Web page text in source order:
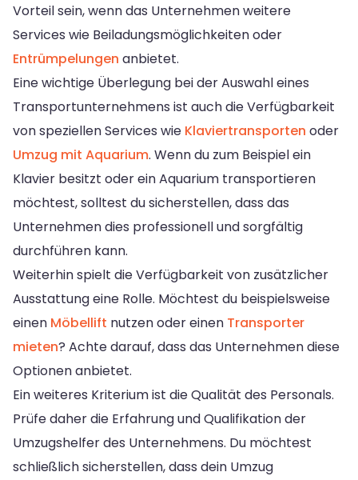
Vorteil sein, wenn das Unternehmen weitere
Services wie Beiladungsmöglichkeiten oder
Entrümpelungen anbietet.
Eine wichtige Überlegung bei der Auswahl eines
Transportunternehmens ist auch die Verfügbarkeit
von speziellen Services wie Klaviertransporten oder
Umzug mit Aquarium. Wenn du zum Beispiel ein
Klavier besitzt oder ein Aquarium transportieren
möchtest, solltest du sicherstellen, dass das
Unternehmen dies professionell und sorgfältig
durchführen kann.
Weiterhin spielt die Verfügbarkeit von zusätzlicher
Ausstattung eine Rolle. Möchtest du beispielsweise
einen Möbellift nutzen oder einen Transporter
mieten? Achte darauf, dass das Unternehmen diese
Optionen anbietet.
Ein weiteres Kriterium ist die Qualität des Personals.
Prüfe daher die Erfahrung und Qualifikation der
Umzugshelfer des Unternehmens. Du möchtest
schließlich sicherstellen, dass dein Umzug